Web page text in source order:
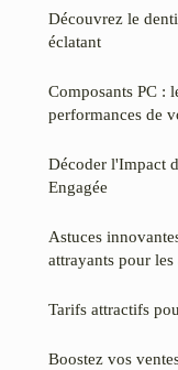
Découvrez le
éclatant
Composants PC :
performances de
Décoder l'Impact
Engagée
Astuces
attrayants pour
Tarifs attractifs
Boostez vos